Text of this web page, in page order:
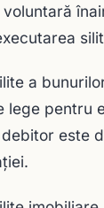
a
lege pentru
este